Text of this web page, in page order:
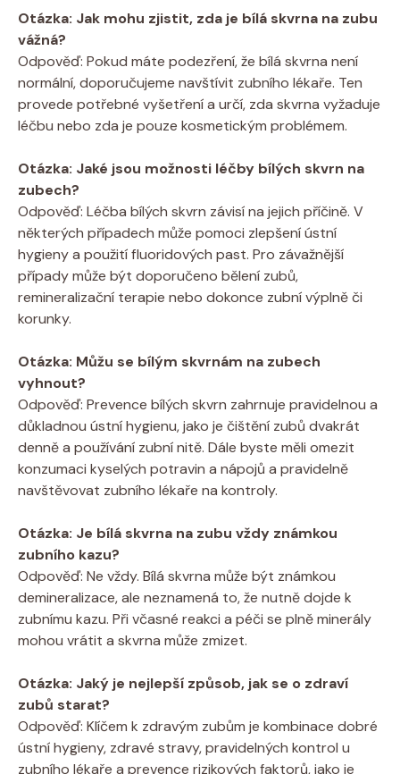
Otázka: Jak mohu zjistit, zda je bílá skvrna na zubu
vážná?
Odpověď: Pokud máte podezření, že bílá skvrna není
normální, doporučujeme navštívit zubního lékaře. Ten
provede potřebné vyšetření a určí, zda skvrna vyžaduje
léčbu nebo zda je pouze kosmetickým problémem.
Otázka: Jaké jsou možnosti léčby bílých skvrn na
zubech?
Odpověď: Léčba bílých skvrn závisí na jejich příčině. V
některých případech může pomoci zlepšení ústní
hygieny a použití fluoridových past. Pro závažnější
případy může být doporučeno bělení zubů,
remineralizační terapie nebo dokonce zubní výplně či
korunky.
Otázka: Můžu se bílým skvrnám na zubech
vyhnout?
Odpověď: Prevence bílých skvrn zahrnuje pravidelnou a
důkladnou ústní hygienu, jako je čištění zubů dvakrát
denně a používání zubní nitě. Dále byste měli omezit
konzumaci kyselých potravin a nápojů a pravidelně
navštěvovat zubního lékaře na kontroly.
Otázka: Je bílá skvrna na zubu vždy známkou
zubního kazu?
Odpověď: Ne vždy. Bílá skvrna může být známkou
demineralizace, ale neznamená to, že nutně dojde k
zubnímu kazu. Při včasné reakci a péči se plně minerály
mohou vrátit a skvrna může zmizet.
Otázka: Jaký je nejlepší způsob, jak se o zdraví
zubů starat?
Odpověď: Klíčem k zdravým zubům je kombinace dobré
ústní hygieny, zdravé stravy, pravidelných kontrol u
zubního lékaře a prevence rizikových faktorů, jako je